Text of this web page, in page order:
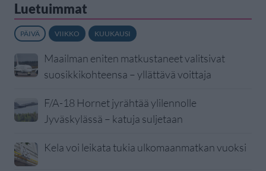
Luetuimmat
PÄIVÄ VIIKKO KUUKAUSI
Maailman eniten matkustaneet valitsivat
suosikkikohteensa – yllättävä voittaja
F/A-18 Hornet jyrähtää ylilennolle
Jyväskylässä – katuja suljetaan
Kela voi leikata tukia ulkomaanmatkan vuoksi